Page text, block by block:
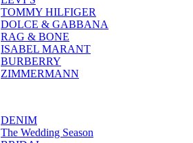
TOMMY HILFIGER
DOLCE & GABBANA
RAG & BONE
ISABEL MARANT
BURBERRY
ZIMMERMANN
DENIM
The Wedding Season